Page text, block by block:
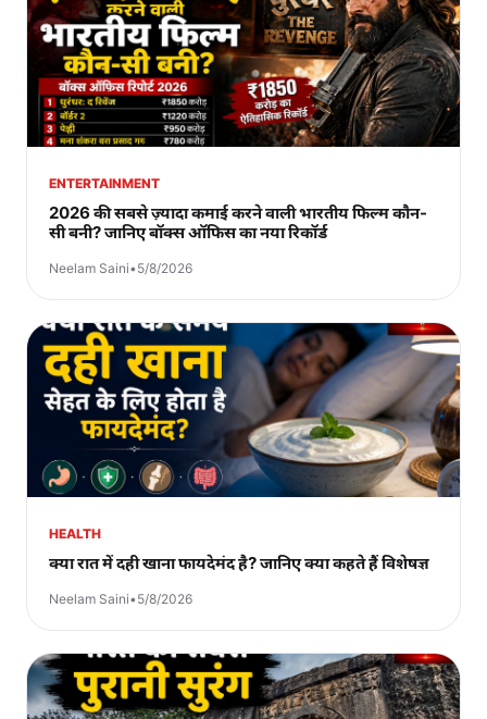
ENTERTAINMENT
2026 की सबसे ज़्यादा कमाई करने वाली भारतीय फिल्म कौन-
सी बनी? जानिए बॉक्स ऑफिस का नया रिकॉर्ड
Neelam Saini•5/8/2026
HEALTH
क्या रात में दही खाना फायदेमंद है? जानिए क्या कहते हैं विशेषज्ञ
Neelam Saini•5/8/2026